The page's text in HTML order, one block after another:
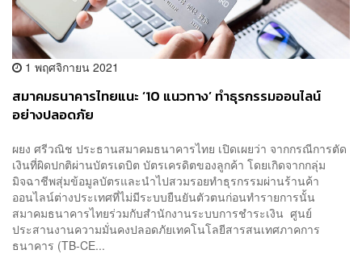
1 พฤศจิกายน 2021
สมาคมธนาคารไทยแนะ ‘10 แนวทาง’ ทำธุรกรรมออนไลน์
อย่างปลอดภัย
ผยง ศรีวณิช ประธานสมาคมธนาคารไทย เปิดเผยว่า จากกรณีการตัด
เงินที่ผิดปกติผ่านบัตรเดบิต บัตรเครดิตของลูกค้า โดยเกิดจากกลุ่ม
มิจฉาชีพสุ่มข้อมูลบัตรและนำไปสวมรอยทำธุรกรรมผ่านร้านค้า
ออนไลน์ต่างประเทศที่ไม่มีระบบยืนยันตัวตนก่อนทำรายการนั้น
สมาคมธนาคารไทยร่วมกับสำนักงานระบบการชำระเงิน ศูนย์
ประสานงานความมั่นคงปลอดภัยเทคโนโลยีสารสนเทศภาคการ
ธนาคาร (TB-CE...